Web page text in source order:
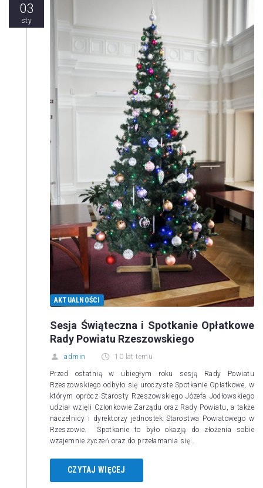
03
sty
AKTUALNOŚCI
Sesja Świąteczna i Spotkanie Opłatkowe
Rady Powiatu Rzeszowskiego
admin 10 lat temu
Przed ostatnią w ubiegłym roku sesją Rady Powiatu
Rzeszowskiego odbyło się uroczyste Spotkanie Opłatkowe, w
którym oprócz Starosty Rzeszowskiego Józefa Jodłowskiego
udział wzięli Członkowie Zarządu oraz Rady Powiatu, a także
naczelnicy i dyrektorzy jednostek Starostwa Powiatowego w
Rzeszowie. Spotkanie to było okazją do złożenia sobie
wzajemnie życzeń oraz do przełamania się…
CZYTAJ WIĘCEJ